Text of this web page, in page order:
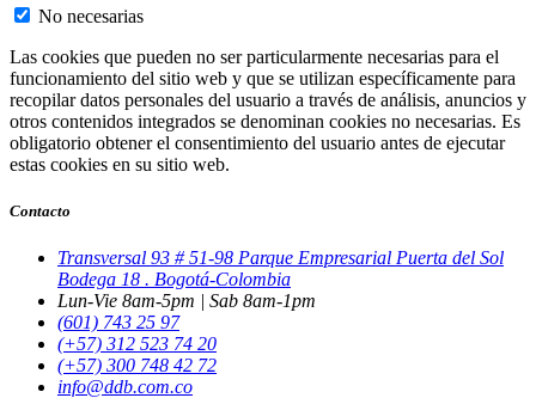
No necesarias
Las cookies que pueden no ser particularmente necesarias para el
funcionamiento del sitio web y que se utilizan específicamente para
recopilar datos personales del usuario a través de análisis, anuncios y
otros contenidos integrados se denominan cookies no necesarias. Es
obligatorio obtener el consentimiento del usuario antes de ejecutar
estas cookies en su sitio web.
Contacto
Transversal 93 # 51-98 Parque Empresarial Puerta del Sol
Bodega 18 . Bogotá-Colombia
Lun-Vie 8am-5pm | Sab 8am-1pm
(601) 743 25 97
(+57) 312 523 74 20
(+57) 300 748 42 72
info@ddb.com.co